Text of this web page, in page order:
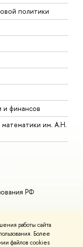
работы сайта
Более
файлов cookies
политики
финансов
им. А.Н.
РФ